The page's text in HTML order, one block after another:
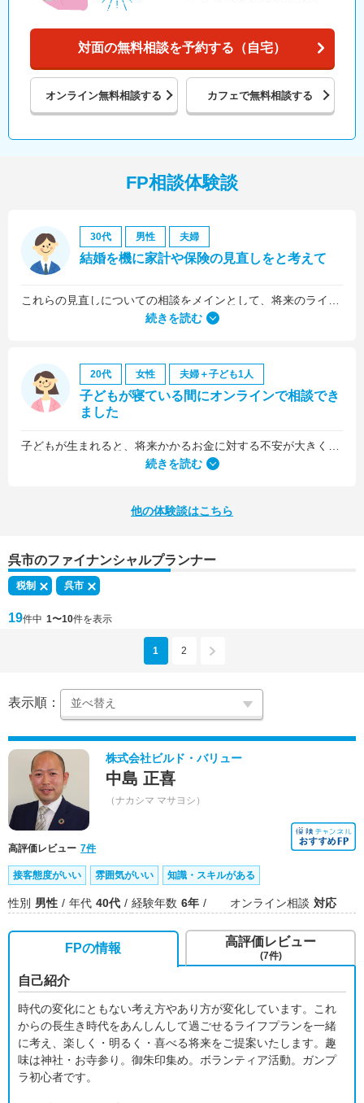
対面の無料相談を予約する（自宅）
オンライン無料相談する カフェで無料相談する
FP相談体験談
30代 男性 夫婦
結婚を機に家計や保険の見直しをと考えて
続きを読む
20代 女性 夫婦＋子ども1人
子どもが寝ている間にオンラインで相談でき
ました
何より、とても親身になって対応してくださって大満足。うちと同じように子どもの将来のお金のことで悩んでいる友人にも教えました。
続きを読む
他の体験談はこちら
呉市のファイナンシャルプランナー
税制 呉市
19件中 1〜10件を表示
1 2
表示順：
株式会社ビルド・バリュー
中島 正喜
（ナカシマ マサヨシ）
高評価レビュー 7件
接客態度がいい 雰囲気がいい 知識・スキルがある
性別 男性 年代 40代 経験年数 6年 オンライン相談 対応
FPの情報
自己紹介
時代の変化にともない考え方やあり方が変化しています。これ
からの長生き時代をあんしんして過ごせるライフプランを一緒
に考え、楽しく・明るく・喜べる将来をご提案いたします。趣
味は神社・お寺参り。御朱印集め。ボランティア活動。ガンプ
ラ初心者です。
高評価レビュー
(7件)